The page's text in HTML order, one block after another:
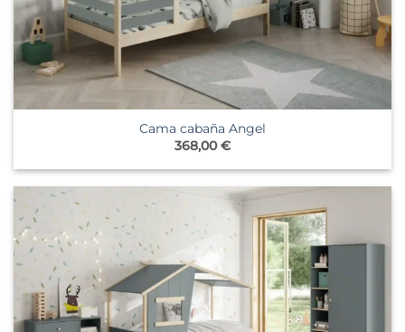
Cama cabaña Angel
368,00€